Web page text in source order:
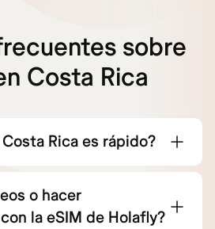
sobre
Costa Rica
Rica es rápido?
o hacer
la eSIM de Holafly?